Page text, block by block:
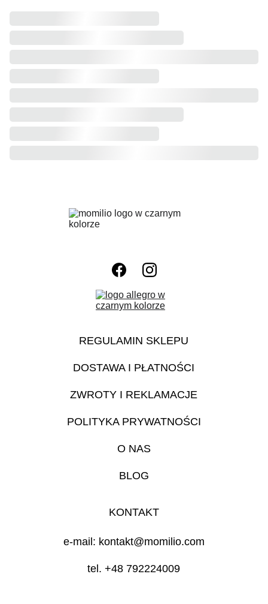
REGULAMIN SKLEPU
POLITYKA PRYWATNOŚCI
ZWROTY I REKLAMACJE
DOSTAWA I PŁATNOŚCI
e-mail: kontakt@momilio.com
tel. +48 792224009
O NAS
BLOG
KONTAKT